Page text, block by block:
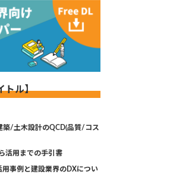
トル】
築/土木設計のQCD(品質/コス
活用までの手引書
用事例と建設業界のDXについ